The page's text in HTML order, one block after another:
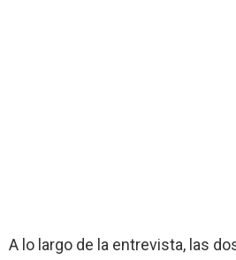
A lo largo de la entrevista, las